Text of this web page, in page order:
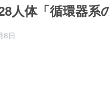
人体「循環器系
8日